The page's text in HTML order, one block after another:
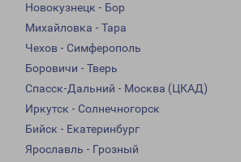
Новокузнецк - Бор
Михайловка - Тара
Чехов - Симферополь
Боровичи - Тверь
Спасск-Дальний - Москва (ЦКАД)
Иркутск - Солнечногорск
Бийск - Екатеринбург
Ярославль - Грозный